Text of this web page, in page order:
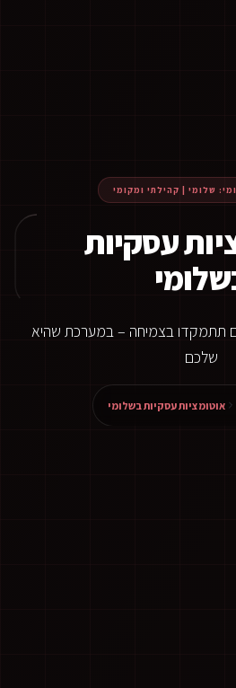
שלומי | קהילתי ומקומי
עסקיות
תתמקדו בצמיחה – במערכת שהיא
שלכם
אוטומציות עסקיות בשלומי